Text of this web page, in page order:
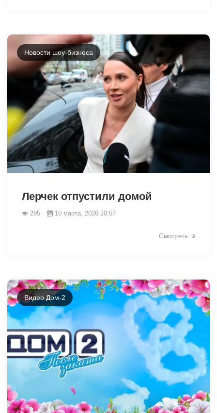
Новости шоу-бизнеса
Лерчек отпустили домой
295 10 марта, 2026 20:57
Смотреть
Видео Дом-2